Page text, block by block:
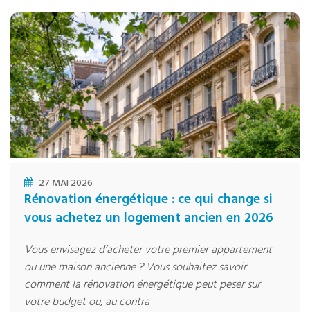
27 MAI 2026
Rénovation énergétique : ce qui change si
vous achetez un logement ancien en 2026
Vous envisagez d’acheter votre premier appartement
ou une maison ancienne ? Vous souhaitez savoir
comment la rénovation énergétique peut peser sur
votre budget ou, au contra